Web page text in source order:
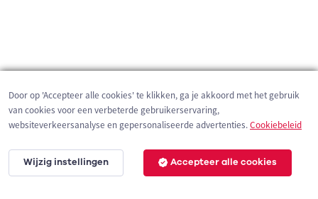
200 m
Door op 'Accepteer alle cookies' te klikken, ga je akkoord met het gebruik
van cookies voor een verbeterde gebruikerservaring,
websiteverkeersanalyse en gepersonaliseerde advertenties.Cookiebeleid
Wijzig instellingen Accepteer alle cookies